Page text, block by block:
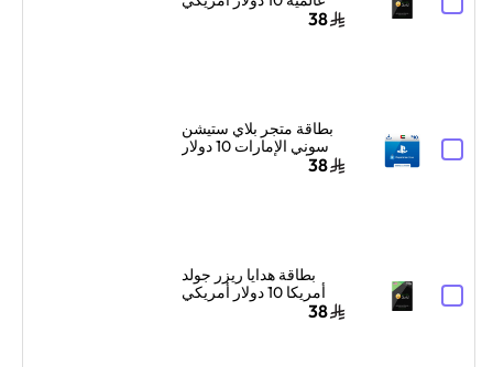
38
بطاقة متجر بلاي ستيشن
سوني الإمارات 10 دولار
38
بطاقة هدايا ريزر جولد
أمريكا 10 دولار أمريكي
38